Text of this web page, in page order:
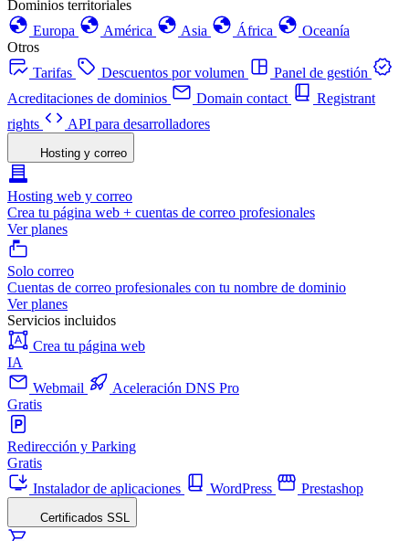
Dominios territoriales
Europa
América Asia África
Oceanía
Otros
Tarifas
Descuentos por volumen
Panel de gestión
Acreditaciones de dominios
Domain contact
Registrant
rights
API para desarrolladores
Hosting y correo
Hosting web y correo
Crea tu página web + cuentas de correo profesionales
Ver planes
Solo correo
Cuentas de correo profesionales con tu nombre de dominio
Ver planes
Servicios incluidos
Crea tu página web
IA
Webmail
Aceleración DNS Pro
Gratis
Redirección y Parking
Gratis
Instalador de aplicaciones
WordPress Prestashop
Certificados SSL